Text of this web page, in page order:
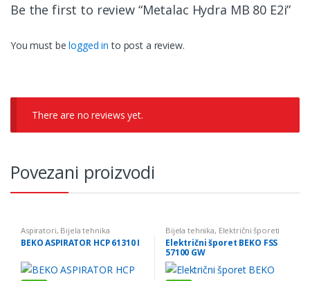
Be the first to review “Metalac Hydra MB 80 E2i”
You must belogged in to post a review.
There are no reviews yet.
Povezani proizvodi
Aspiratori, Bijela tehnika
BEKO ASPIRATOR HCP 61310 I
Bijela tehnika, Električni šporeti
Električni šporet BEKO FSS
57100 GW